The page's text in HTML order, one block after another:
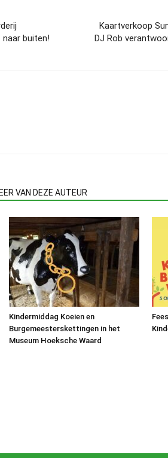
naar buiten!
Kaartverkoop
DJ Rob
VAN DEZE AUTEUR
Kindermiddag Koeien en
Burgemeesterskettingen in het
Museum Hoeksche Waard